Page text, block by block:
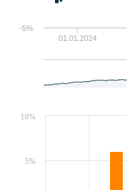
01.01.2024
-5%
5%
10%